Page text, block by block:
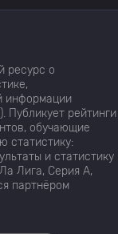
ресурс о
информации
рейтинги
обучающие
статистику:
и статистику
Лига, Серия А,
партнёром